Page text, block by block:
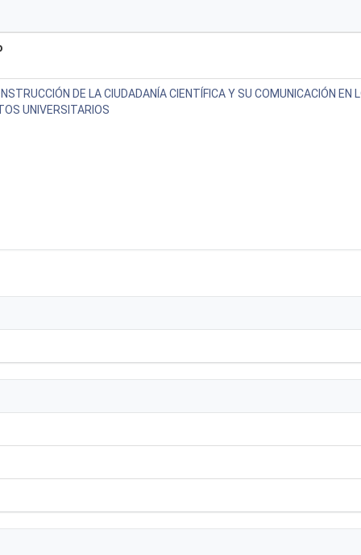
DE LA CIUDADANÍA CIENTÍFICA Y SU COMUNICACIÓN EN
UNIVERSITARIOS